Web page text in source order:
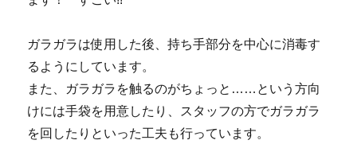
ガラガラは使用した後、持ち手部分を中心に消毒す
るようにしています。
また、ガラガラを触るのがちょっと……という方向
けには手袋を用意したり、スタッフの方でガラガラ
を回したりといった工夫も行っています。